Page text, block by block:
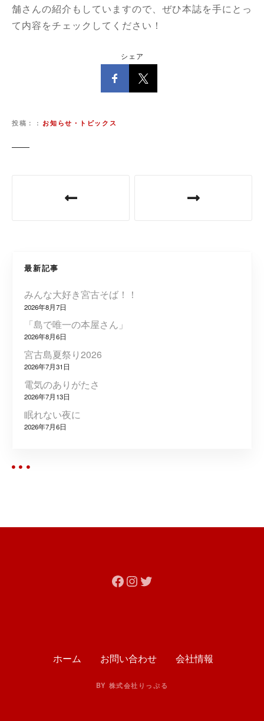
舗さんの紹介もしていますので、ぜひ本誌を手にとっ
て内容をチェックしてください！
シェア
投稿： お知らせ・トピックス
ゲ
ー
シ
ョ
ン
最新記事
みんな大好き宮古そば！！
2026年8月7日
「島で唯一の本屋さん」
2026年8月6日
宮古島夏祭り2026
2026年7月31日
電気のありがたさ
2026年7月13日
眠れない夜に
2026年7月6日
Facebook Instagram Twitter
ホーム お問い合わせ 会社情報
BY 株式会社りっぷる